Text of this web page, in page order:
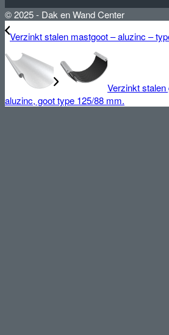
© 2025 - Dak en Wand Center
Verzinkt stalen mastgoot – aluzinc –
Verzinkt
aluzinc, goot type 125/88 mm.